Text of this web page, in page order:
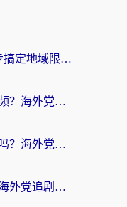
咪咕在海外怎么看直播？3步搞定地域限制，还能畅看腾讯视频与国内热剧
迪拜网络为什么微信不能视频？海外党必看的回国加速全攻略
在国外能正常使用国内软件吗？海外党亲测有效的无缝访问指南
哔哩哔哩在国外怎么看番？海外党追剧看片的终极解决方案